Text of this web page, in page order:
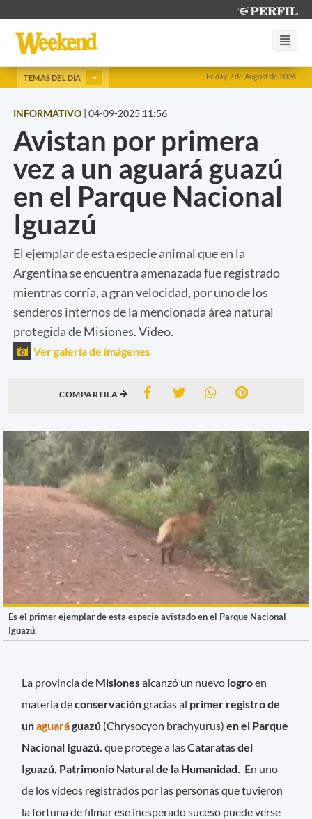
Friday 7 de August de 2026
TEMAS DEL DÍA
INFORMATIVO | 04-09-2025 11:56
Avistan por primera
vez a un aguará guazú
en el Parque Nacional
Iguazú
El ejemplar de esta especie animal que en la
Argentina se encuentra amenazada fue registrado
mientras corría, a gran velocidad, por uno de los
senderos internos de la mencionada área natural
protegida de Misiones. Video.
Ver galería de imágenes
COMPARTILA
Es el primer ejemplar de esta especie avistado en el Parque Nacional
Iguazú.
La provincia de Misionesalcanzó un nuevo logroen
materia deconservacióngracias al primer registro de
unaguaráguazú (Chrysocyon brachyurus) en el Parque
Nacional Iguazú.que protege a lasCataratas del
Iguazú, Patrimonio Natural de la Humanidad. En uno
de los videos registrados por las personas que tuvieron
la fortuna de filmar ese inesperado suceso puede verse